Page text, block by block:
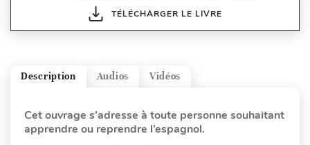
TÉLÉCHARGER LE LIVRE
Vidéos
Audios
Description
Cet ouvrage s’adresse à toute personne souhaitant
apprendre ou reprendre l’espagnol.